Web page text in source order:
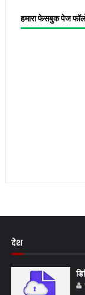
हमारा फेसबुक पेज
देश